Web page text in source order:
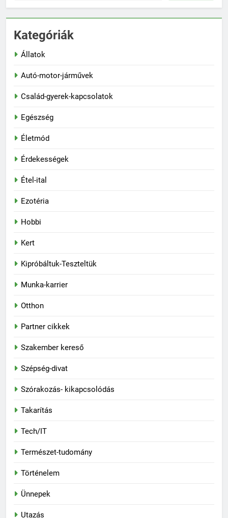
Kategóriák
Állatok
Autó-motor-járművek
Család-gyerek-kapcsolatok
Egészség
Életmód
Érdekességek
Étel-ital
Ezotéria
Hobbi
Kert
Kipróbáltuk-Teszteltük
Munka-karrier
Otthon
Partner cikkek
Szakember kereső
Szépség-divat
Szórakozás- kikapcsolódás
Takarítás
Tech/IT
Természet-tudomány
Történelem
Ünnepek
Utazás